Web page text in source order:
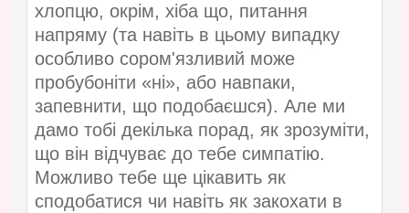
хлопцю, окрім, хіба що, питання
напряму (та навіть в цьому випадку
особливо сором'язливий може
пробубоніти «ні», або навпаки,
запевнити, що подобаєшся). Але ми
дамо тобі декілька порад, як зрозуміти,
що він відчуває до тебе симпатію.
Можливо тебе ще цікавить як
сподобатися чи навіть як закохати в